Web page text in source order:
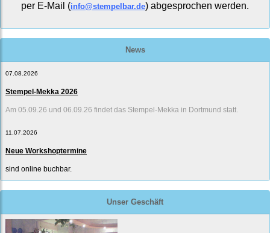
per E-Mail (info@stempelbar.de) abgesprochen werden.
News
07.08.2026
Stempel-Mekka 2026
Am 05.09.26 und 06.09.26 findet das Stempel-Mekka in Dortmund statt.
11.07.2026
Neue Workshoptermine
sind online buchbar.
Unser Geschäft